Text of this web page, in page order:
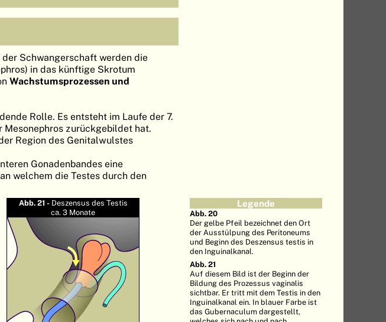
Schwangerschaft werden die
in das künftige Skrotum
Wachstumsprozessen und
Rolle. Es entsteht im Laufe der 7.
Mesonephros zurückgebildet hat.
Region des Genitalwulstes
Gonadenbandes eine
welchem die Testes durch den
Abb. 21 - Deszensus des Testis
ca. 3 Monate
Legende
Abb. 20
Der gelbe Pfeil bezeichnet den Ort
der Ausstülpung des Peritoneums
und Beginn des Deszensus testis in
den Inguinalkanal.
Abb. 21
Auf diesem Bild ist der Beginn der
Bildung des Prozessus vaginalis
sichtbar. Er tritt mit dem Testis in den
Inguinalkanal ein. In blauer Farbe ist
das Gubernaculum dargestellt,